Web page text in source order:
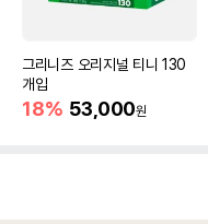
그리니즈 오리지널 티니 130
개입
18% 53,000원